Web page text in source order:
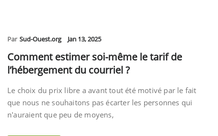
Par Sud-Ouest.org Jan 13, 2025
Comment estimer soi-même le tarif de
l’hébergement du courriel ?
Le choix du prix libre a avant tout été motivé par le fait
que nous ne souhaitons pas écarter les personnes qui
n'auraient que peu de moyens,